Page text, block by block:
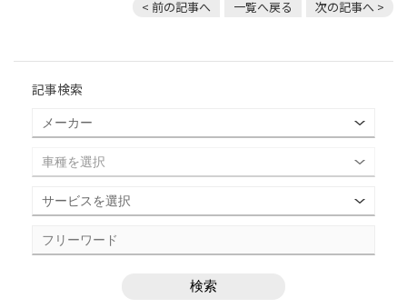
< 前の記事へ 一覧へ戻る 次の記事へ >
記事検索